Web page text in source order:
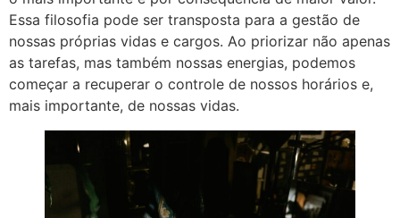
Essa filosofia pode ser transposta para a gestão de
nossas próprias vidas e cargos. Ao priorizar não apenas
as tarefas, mas também nossas energias, podemos
começar a recuperar o controle de nossos horários e,
mais importante, de nossas vidas.